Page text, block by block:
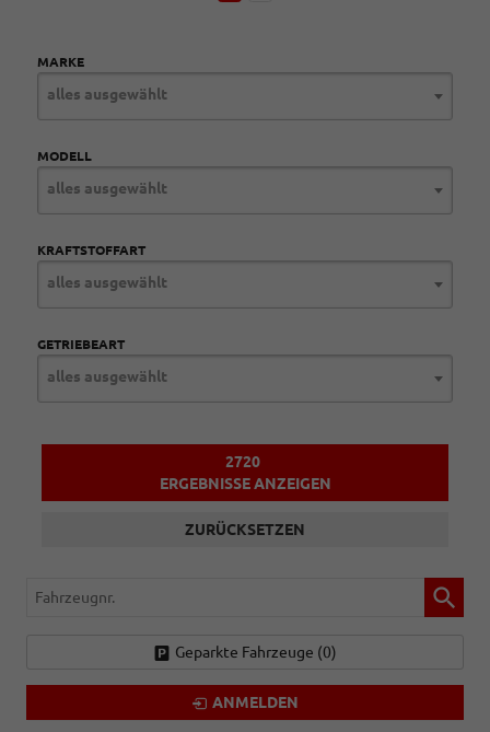
MARKE
alles ausgewählt
MODELL
alles ausgewählt
KRAFTSTOFFART
alles ausgewählt
GETRIEBEART
alles ausgewählt
2720
ERGEBNISSE ANZEIGEN
ZURÜCKSETZEN
Fahrzeugnr.
Geparkte Fahrzeuge (0)
ANMELDEN